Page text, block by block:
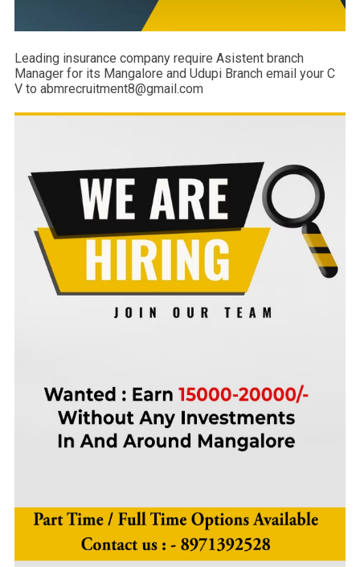
Leading insurance company require Asistent branch
Manager for its Mangalore and Udupi Branch email your C
V to abmrecruitment8@gmail.com